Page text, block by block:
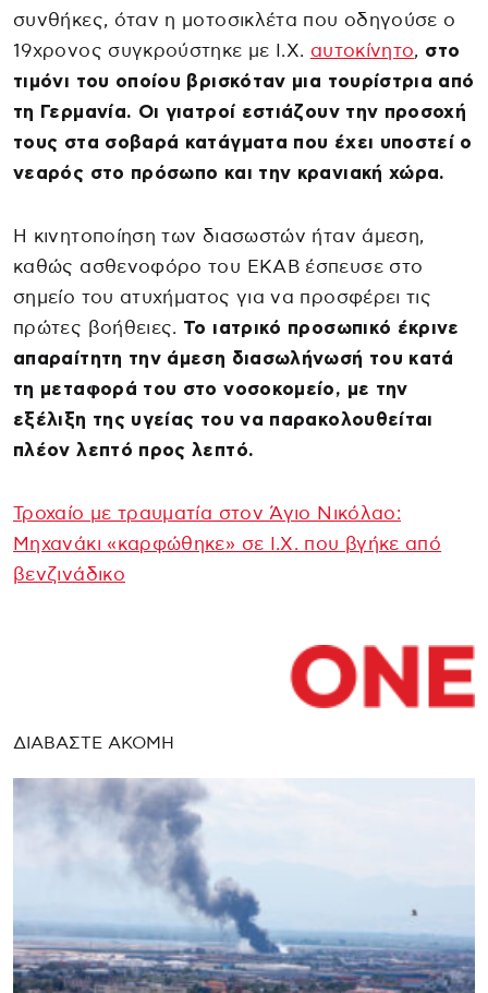
συνθήκες, όταν η μοτοσικλέτα που οδηγούσε ο
19χρονος συγκρούστηκε με Ι.Χ. αυτοκίνητο, στο
τιμόνι του οποίου βρισκόταν μια τουρίστρια από
τη Γερμανία. Οι γιατροί εστιάζουν την προσοχή
τους στα σοβαρά κατάγματα που έχει υποστεί ο
νεαρός στο πρόσωπο και την κρανιακή χώρα.
Η κινητοποίηση των διασωστών ήταν άμεση,
καθώς ασθενοφόρο του ΕΚΑΒ έσπευσε στο
σημείο του ατυχήματος για να προσφέρει τις
πρώτες βοήθειες. Το ιατρικό προσωπικό έκρινε
απαραίτητη την άμεση διασωλήνωσή του κατά
τη μεταφορά του στο νοσοκομείο, με την
εξέλιξη της υγείας του να παρακολουθείται
πλέον λεπτό προς λεπτό.
Τροχαίο με τραυματία στον Άγιο Νικόλαο:
Μηχανάκι «καρφώθηκε» σε Ι.Χ. που βγήκε από
βενζινάδικο
ΔΙΑΒΑΣΤΕ ΑΚΟΜΗ